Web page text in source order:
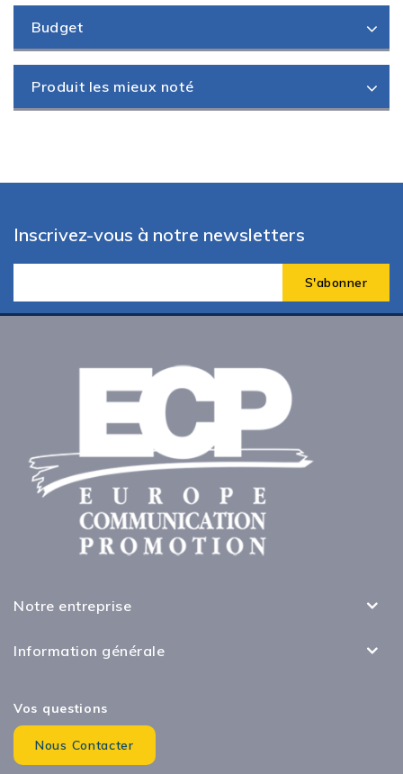
Budget
Produit les mieux noté
Inscrivez-vous à notre newsletters
Notre entreprise
Information générale
Vos questions
Nous Contacter